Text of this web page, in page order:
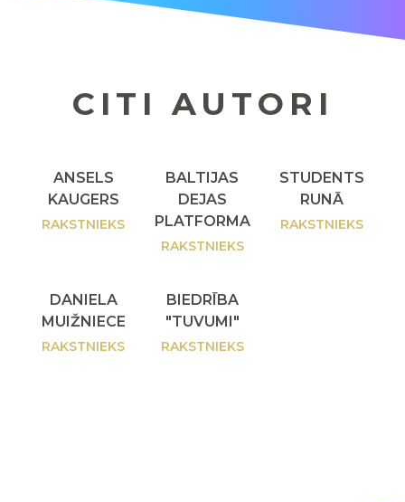
CITI AUTORI
ANSELS
KAUGERS
RAKSTNIEKS
BALTIJAS
DEJAS
PLATFORMA
RAKSTNIEKS
STUDENTS
RUNĀ
RAKSTNIEKS
DANIELA
MUIŽNIECE
RAKSTNIEKS
BIEDRĪBA
"TUVUMI"
RAKSTNIEKS